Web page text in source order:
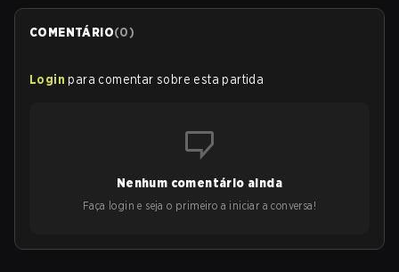
COMENTÁRIO(0)
Login para comentar sobre esta partida
Nenhum comentário ainda
Faça login e seja o primeiro a iniciar a conversa!